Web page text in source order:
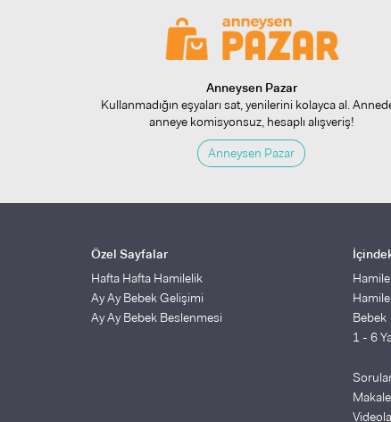
Anneysen Pazar
Kullanmadığın eşyaları sat, yenilerini kolayca al.
anneye komisyonsuz, hesaplı alışveriş!
Anneysen Pazar
Özel Sayfalar
Hafta Hafta Hamilelik
Ay Ay Bebek Gelişimi
Ay Ay Bebek Beslenmesi
Bebek
1 - 6